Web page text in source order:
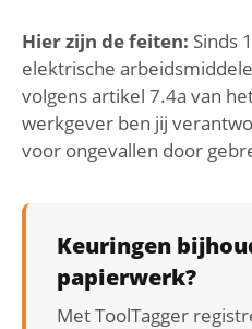
Hier zijn de feiten: Sinds
elektrische
volgens artikel 7.4a van
werkgever ben jij
voor ongevallen door
Keuringen
papierwerk?
Met ToolTagger